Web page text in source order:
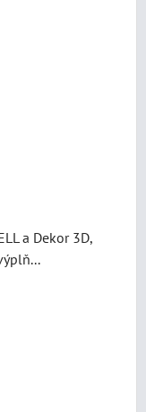
a Dekor 3D,